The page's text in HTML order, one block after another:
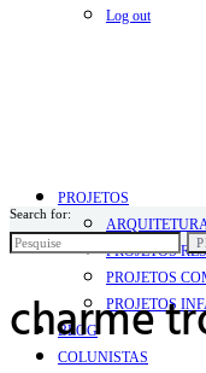
Log out
PROJETOS
PROJETOS
PROJETOS
PROJETOS
BLOG
COLUNISTAS
Search for:
charme